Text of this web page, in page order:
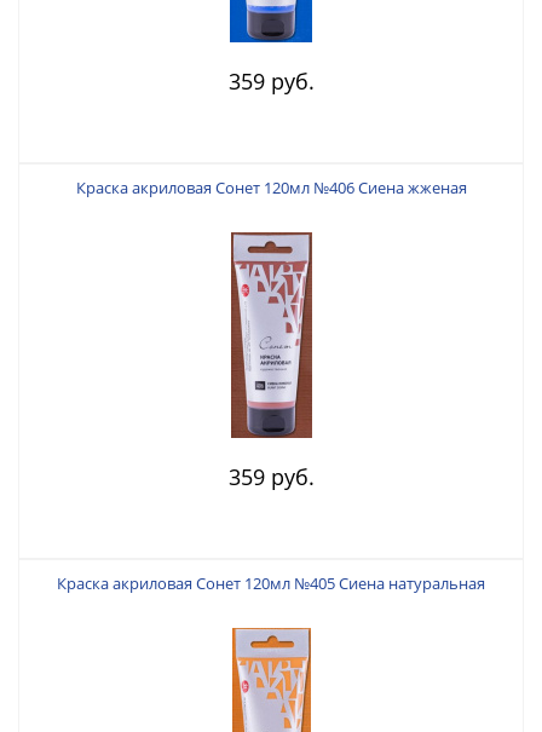
359 руб.
Краска акриловая Сонет 120мл №406 Сиена жженая
359 руб.
Краска акриловая Сонет 120мл №405 Сиена натуральная